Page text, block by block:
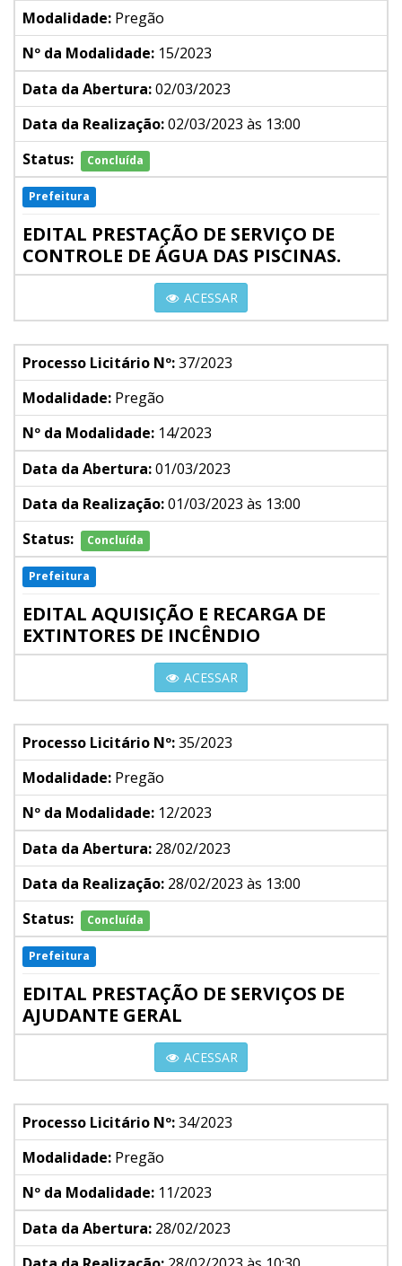
Modalidade: Pregão
Nº da Modalidade: 15/2023
Data da Abertura:02/03/2023
Data da Realização:02/03/2023 às 13:00
Status:
Concluída
Prefeitura
EDITAL PRESTAÇÃO DE SERVIÇO DE
CONTROLE DE ÁGUA DAS PISCINAS.
ACESSAR
Processo Licitário Nº:37/2023
Modalidade: Pregão
Nº da Modalidade: 14/2023
Data da Abertura:01/03/2023
Data da Realização:01/03/2023 às 13:00
Status:
Concluída
Prefeitura
EDITAL AQUISIÇÃO E RECARGA DE
EXTINTORES DE INCÊNDIO
ACESSAR
Processo Licitário Nº:35/2023
Modalidade: Pregão
Nº da Modalidade: 12/2023
Data da Abertura: 28/02/2023
Data da Realização: 28/02/2023 às 13:00
Status:
Concluída
Prefeitura
EDITAL PRESTAÇÃO DE SERVIÇOS DE
AJUDANTE GERAL
ACESSAR
Processo Licitário Nº:34/2023
Modalidade: Pregão
Nº da Modalidade: 11/2023
Data da Abertura: 28/02/2023